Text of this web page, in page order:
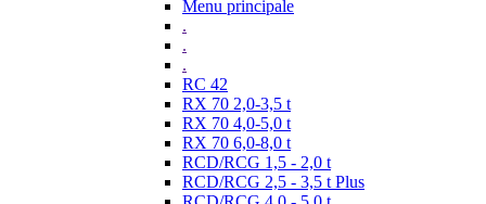
Menu principale
.
.
.
RC 42
RX 70 2,0-3,5 t
RX 70 4,0-5,0 t
RX 70 6,0-8,0 t
RCD/RCG 1,5 - 2,0 t
RCD/RCG 2,5 - 3,5 t Plus